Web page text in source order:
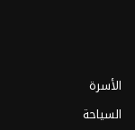
الأسرة
السياحة